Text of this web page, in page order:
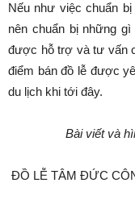
Nếu như việc chuẩn
nên chuẩn bị những
được hỗ trợ và tư vấn
điểm bán đồ lễ được
du lịch khi tới đây.
Bài viết và
ĐỒ LỄ TÂM ĐỨC